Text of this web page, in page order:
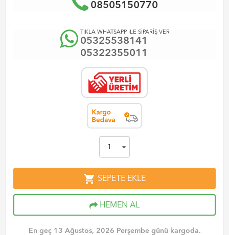
08505150770
TIKLA WHATSAPP İLE SİPARİŞ VER
05325538141
05322355011
shopping_cart SEPETE EKLE
HEMEN AL
En geç 13 Ağustos, 2026 Perşembe günü kargoda.